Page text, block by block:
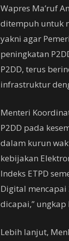
Wapres Ma’ruf
ditempuh untuk
yakni agar
peningkatan
P2DD, terus
infrastruktur
Menteri
P2DD pada
dalam kurun
kebijakan
Indeks ETPD
Digital mencapai
dicapai,”
Lebih lanjut,